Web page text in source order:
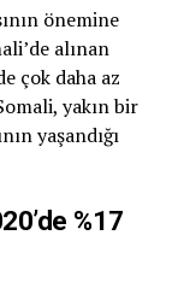
önemine
alınan
çok daha az
yakın bir
yaşandığı
%17